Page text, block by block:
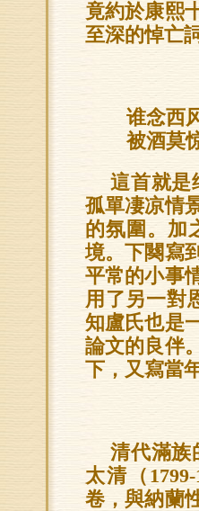
竟約於康熙
至深的悼亡
谁念西
被酒莫
這首就是
孤單凄凉情
的氛圍。加
境。下闋寫
平常的小事
用了另一對
知盧氏也是
論文的良伴
下，又寫當
清代滿族
太清（
卷，與納蘭